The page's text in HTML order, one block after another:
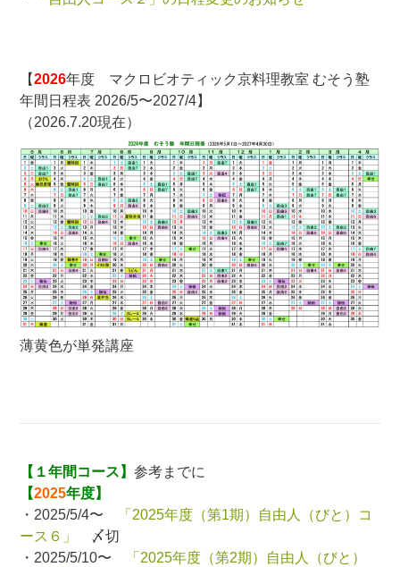
【2026年度 マクロビオティック京料理教室 むそう塾
年間日程表 2026/5〜2027/4】
（2026.7.20現在）
薄黄色が単発講座
【１年間コース】参考までに
【2025年度】
・2025/5/4〜
「2025年度（第1期）自由人（びと）コ
ース６」
〆切
・2025/5/10〜
「2025年度（第2期）自由人（びと）